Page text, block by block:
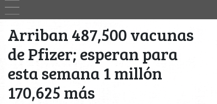
Arriban 487,500 vacunas
de Pfizer; esperan para
esta semana 1 millón
170,625 más